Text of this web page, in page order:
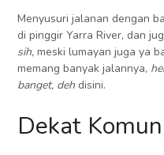
Menyusuri jalanan dengan
di pinggir Yarra River, dan
sih, meski lumayan juga ya
memang banyak jalannya,
banget, deh disini.
Dekat